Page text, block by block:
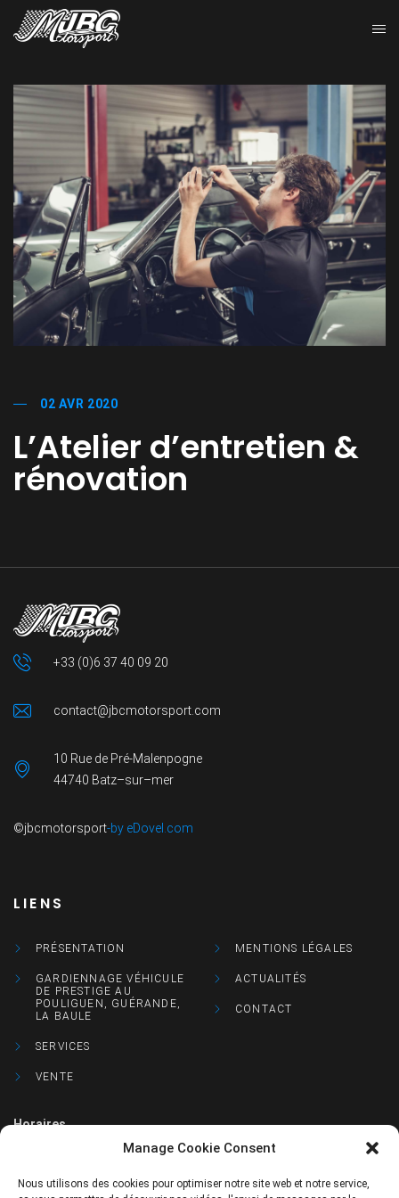
Manage Cookie Consent
Nous utilisons des cookies pour optimiser notre site web et notre service,
02 AVR 2020
L’Atelier d’entretien &
rénovation
+33 (0)6 37 40 09 20
contact@jbcmotorsport.com
10 Rue de Pré-Malenpogne
44740 Batz–sur–mer
©jbcmotorsport-by eDovel.com
LIENS
PRÉSENTATION
GARDIENNAGE VÉHICULE
DE PRESTIGE AU
POULIGUEN, GUÉRANDE,
LA BAULE
SERVICES
VENTE
MENTIONS LÉGALES
ACTUALITÉS
CONTACT
Horaires
Lun : 9h à 12h et 14h à 18h30
Mar : 9h à 12h et 14h à 18h30